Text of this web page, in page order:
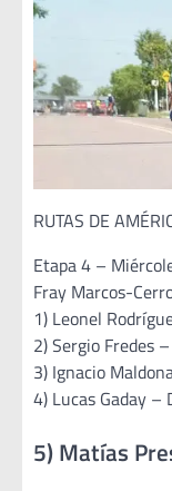
RUTAS DE
Etapa 4 –
Fray Marcos-
1) Leonel
2) Sergio Fredes
3) Ignacio
4) Lucas Gaday –
5) Matías